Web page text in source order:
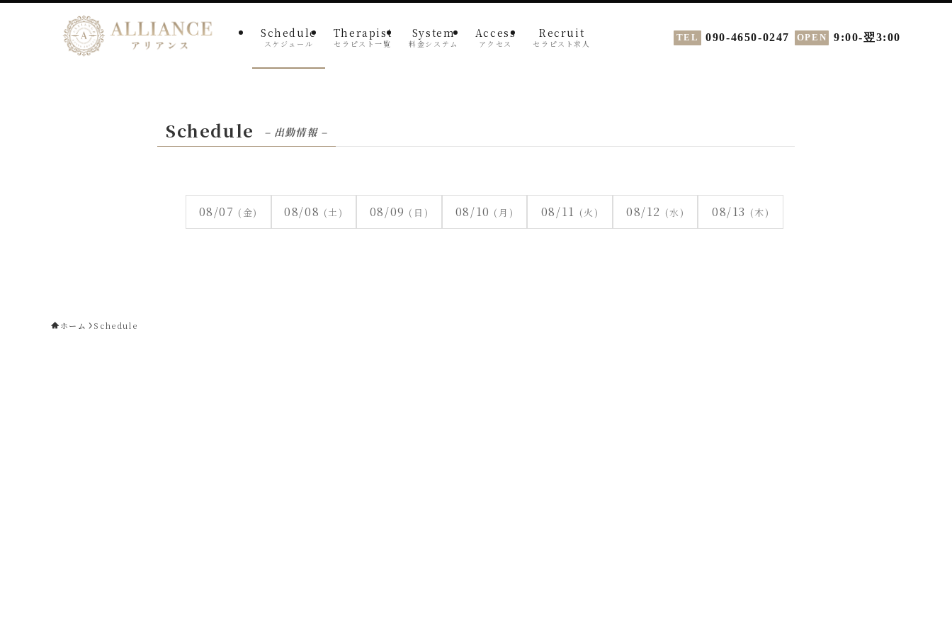
Schedule
スケジュール
Therapist
セラピスト一覧
System
料金システム
Access
アクセス
Recruit
セラピスト求人 TEL 090-4650-0247 OPEN 9:00-翌3:00
Schedule – 出勤情報 –
08/07 (金) 08/08 (土) 08/09 (日) 08/10 (月) 08/11 (火) 08/12 (水) 08/13 (木)
ホーム Schedule